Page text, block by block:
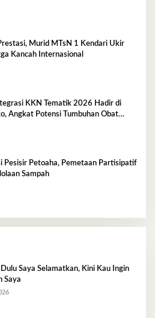
Murid MTsN 1 Kendari Ukir
Kancah Internasional
KKN Tematik 2026 Hadir di
Angkat Potensi Tumbuhan Obat
Pesisir Petoaha, Pemetaan Partisipatif
Sampah
Dulu Saya Selamatkan, Kini Kau Ingin
Saya